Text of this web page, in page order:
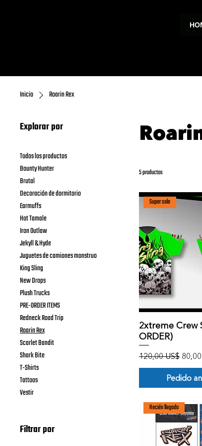
Inicio Roarin Rex
Explorar por
Todos los productos
Bounty Hunter
Brutal
Decoración de dormitorio
Earmuffs
Hot Tamale
Iron Outlaw
Jekyll & Hyde
Juguetes de camiones monstruo
King Sling
New Drops
Plush Trucks
PRE-ORDER ITEMS
Redneck Road Trip
Roarin Rex
Scarlet Bandit
Shark Bite
T-Shirts
Tattoos
Vestir
Filtrar por
5 productos
Vista
Super sale
2xtreme Crew
ORDER)
Precio
120,00 US$
Pedido
Recién llegado